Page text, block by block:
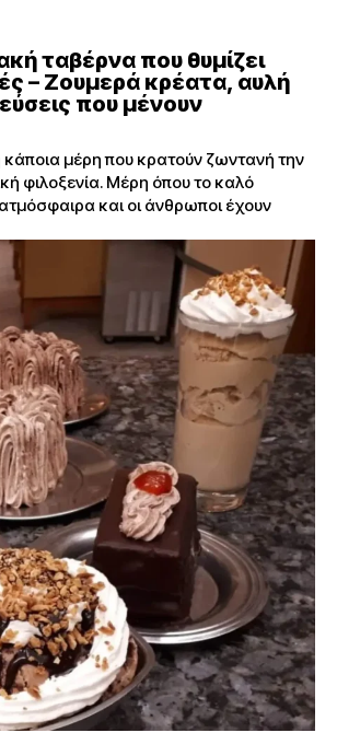
ταβέρνα που θυμίζει
– Ζουμερά κρέατα, αυλή
που μένουν
μέρη που κρατούν ζωντανή την
φιλοξενία. Μέρη όπου το καλό
και οι άνθρωποι έχουν